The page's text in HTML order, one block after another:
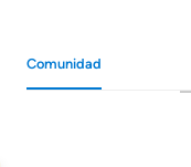
Comunidad